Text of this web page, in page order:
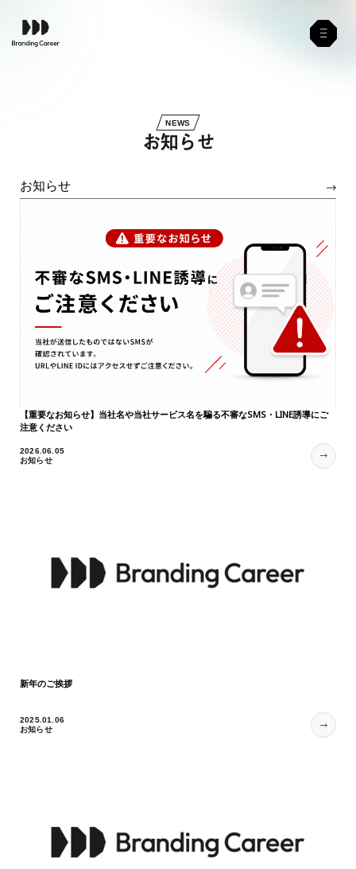
NEWS
お知 ら せ
【重要なお知らせ】当社名や当社サービス名を騙る不審なSMS・LINE誘導にご
注意ください
2026.06.05
お知らせ
新年のご挨拶
2025.01.06
お知らせ